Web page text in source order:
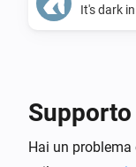
It's dark
Supporto
Hai un